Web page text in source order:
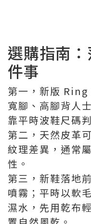
選購指南
件事
第一，新版 Ring
寬腳、高腳背人
靠平時波鞋尺碼
第二，天然皮革
紋理差異，通常
性。
第三，新鞋落地
噴霧；平時以軟
濕水，先用乾布